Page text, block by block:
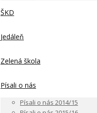
ŠKD
Jedáleň
Zelená škola
Písali o nás
Písali o nás 2014/15